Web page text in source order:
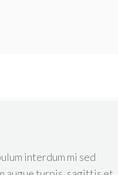
interdum mi sed